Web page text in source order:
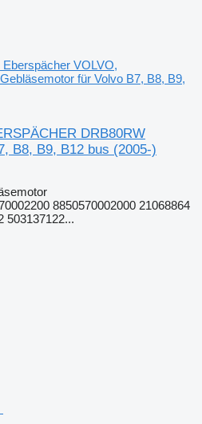
Eberspächer VOLVO,
für Volvo B7, B8, B9,
DRB80RW
B8, B9, B12 bus (2005-)
8850570002000 21068864
503137122...